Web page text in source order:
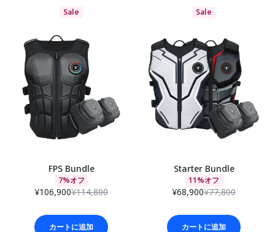
Sale
FPS Bundle
7%オフ
¥106,900¥114,800
カートに追加
Sale
Starter Bundle
11%オフ
¥68,900¥77,800
カートに追加